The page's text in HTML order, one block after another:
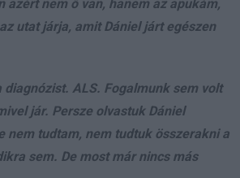
azért nem ő van, hanem az apukám,
utat járja, amit Dániel járt egészen
ALS. Fogalmunk sem volt
jár. Persze olvastuk Dániel
nem tudtam, nem tudtuk összerakni a
sem. De most már nincs más